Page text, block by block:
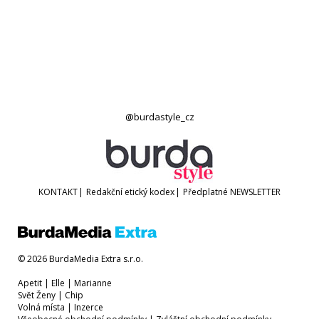
@burdastyle_cz
KONTAKT| Redakční etický kodex| Předplatné NEWSLETTER
© 2026 BurdaMedia Extra s.r.o.
Apetit
Elle
Marianne
Svět Ženy
Chip
Volná místa
Inzerce